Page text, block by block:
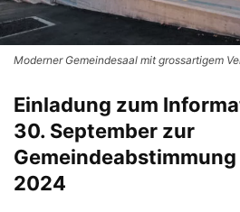
Moderner Gemeindesaal mit grossartigem
Einladung zum
30. September zur
2024